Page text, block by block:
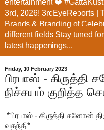
entertainment ❤️
3rd, 2026! 3rdEyeReports |
Brands & Branding of
different fields Stay tuned
latest happenings...
Friday, 10 February 2023
பிரபாஸ் -
நிச்சயம் குறித்த
*பிரபாஸ் - கிருத்தி சனோன்
வதந்தி*